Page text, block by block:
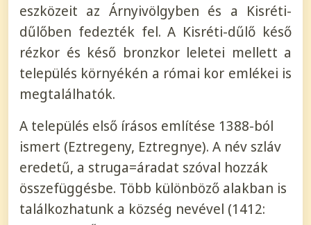
eszközeit az Árnyivölgyben és a Kisréti-
dűlőben fedezték fel. A Kisréti-dűlő késő
rézkor és késő bronzkor leletei mellett a
település környékén a római kor emlékei is
megtalálhatók.
A település első írásos említése 1388-ból
ismert (Eztregeny, Eztregnye). A név szláv
eredetű, a struga=áradat szóval hozzák
összefüggésbe. Több különböző alakban is
találkozhatunk a község nevével (1412: